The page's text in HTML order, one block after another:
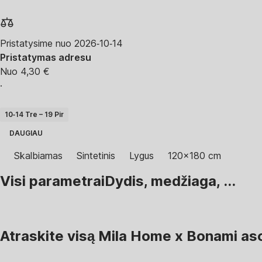
Pristatysime nuo 2026‑10‑14
Pristatymas adresu
Nuo 4,30 €
·
10‑14 Tre – 19 Pir
DAUGIAU
Skalbiamas Sintetinis Lygus 120x180 cm
Visi parametraiDydis, medžiaga, ...
Atraskite visą Mila Home x Bonami